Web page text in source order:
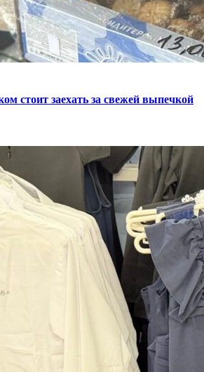
стоит заехать за свежей выпечкой